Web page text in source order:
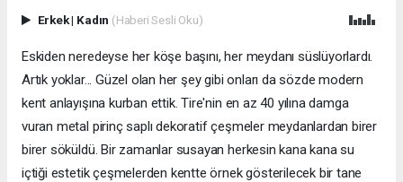
Erkek| Kadın (Haberi Sesli Oku)
Eskiden neredeyse her köşe başını, her meydanı süslüyorlardı.
Artık yoklar... Güzel olan her şey gibi onları da sözde modern
kent anlayışına kurban ettik. Tire'nin en az 40 yılına damga
vuran metal pirinç saplı dekoratif çeşmeler meydanlardan birer
birer söküldü. Bir zamanlar susayan herkesin kana kana su
içtiği estetik çeşmelerden kentte örnek gösterilecek bir tane